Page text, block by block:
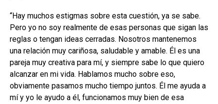
“Hay muchos estigmas sobre esta cuestión, ya se sabe.
Pero yo no soy realmente de esas personas que sigan las
reglas o tengan ideas cerradas. Nosotros mantenemos
una relación muy cariñosa, saludable y amable. Él es una
pareja muy creativa para mí, y siempre sabe lo que quiero
alcanzar en mi vida. Hablamos mucho sobre eso,
obviamente pasamos mucho tiempo juntos. Él me ayuda a
mí y yo le ayudo a él, funcionamos muy bien de esa